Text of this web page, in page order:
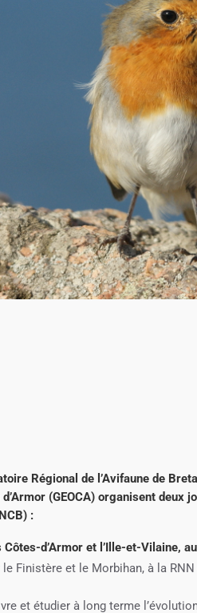
Régional de l’Avifaune de
(GEOCA) organisent
:
d’Armor et l’Ille-et-Vilaine,
Finistère et le Morbihan, à la
et étudier à long terme